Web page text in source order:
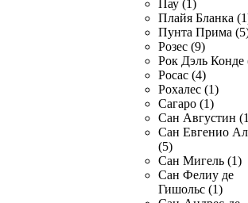
Пау (1)
Плайя Бланка
Пунта Прима
Розес (9)
Рок Дэль Конде
Росас (4)
Рохалес (1)
Сагаро (1)
Сан Августин
Сан Евгенио
(5)
Сан Мигель (1)
Сан Фелиу де
Гишольс (1)